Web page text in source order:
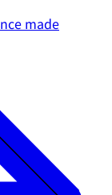
made